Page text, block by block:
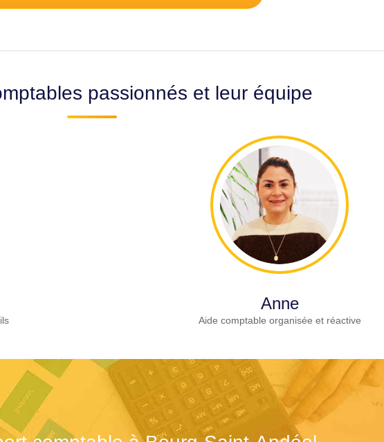
passionnés et leur équipe
Anne
Aide comptable organisée et réactive